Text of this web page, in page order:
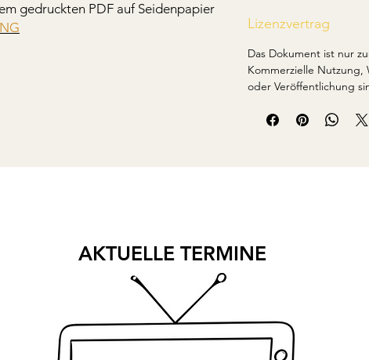
gedruckten PDF auf Seidenpapier
Lizenzvertrag
Das Dokument ist nur
Kommerzielle Nutzung,
oder Veröffentlichung
AKTUELLE TERMINE